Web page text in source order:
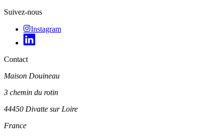
Suivez-nous
Instagram
Contact
Maison Douineau
3 chemin du rotin
44450 Divatte sur Loire
France